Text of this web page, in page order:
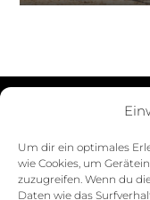
Um dir ein optimales
wie Cookies, um
zuzugreifen. Wenn du
Daten wie das
Impressum